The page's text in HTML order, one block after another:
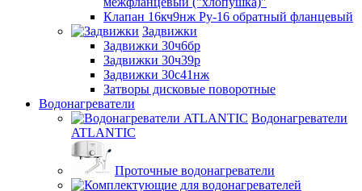
Клапан 16кч9нж Ру-16 обратный фланцевый
Задвижки
Задвижки 30ч6бр
Задвижки 30ч39р
Задвижки 30с41нж
Затворы дисковые поворотные
Водонагреватели
Водонагреватели
ATLANTIC
Проточные водонагреватели